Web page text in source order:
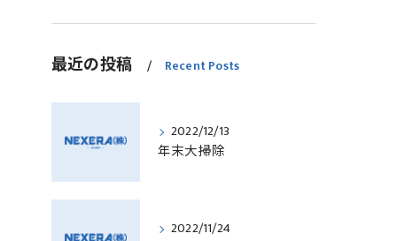
最近の投稿 Recent Posts
2022/12/13
年末大掃除
2022/11/24